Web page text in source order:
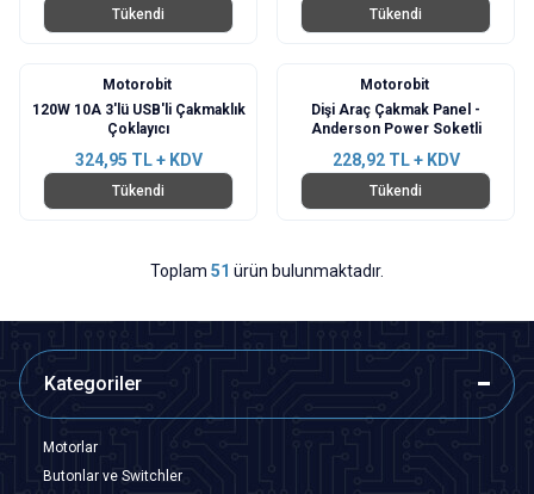
Tükendi Tükendi
Motorobit
120W 10A 3'lü USB'li Çakmaklık
Çoklayıcı
324,95 TL + KDV
Tükendi
Motorobit
Dişi Araç Çakmak Panel -
Anderson Power Soketli
228,92TL + KDV
Tükendi
Toplam 51 ürün bulunmaktadır.
Kategoriler
Motorlar
Butonlar ve Switchler